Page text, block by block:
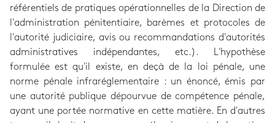
référentiels de pratiques opérationnelles de la Direction de
l'administration pénitentiaire, barèmes et protocoles de
l'autorité judiciaire, avis ou recommandations d'autorités
administratives indépendantes, etc.). L'hypothèse
formulée est qu'il existe, en deçà de la loi pénale, une
norme pénale infraréglementaire : un énoncé, émis par
une autorité publique dépourvue de compétence pénale,
ayant une portée normative en cette matière. En d'autres